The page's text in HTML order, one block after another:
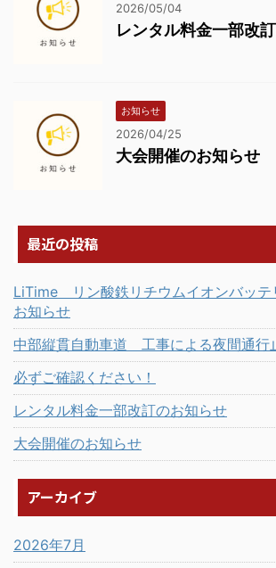
2026/05/04
レンタル料金一部改
お知らせ
2026/04/25
大会開催のお知らせ
最近の投稿
LiTime リン酸鉄リチウムイオンバッテ
お知らせ
中部縦貫自動車道 工事による夜間通行
必ずご確認ください！
レンタル料金一部改訂のお知らせ
大会開催のお知らせ
アーカイブ
2026年7月